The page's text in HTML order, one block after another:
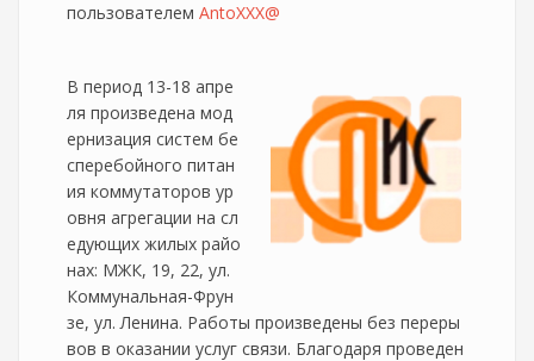
пользователем AntoXXX@
В период 13-18 апре
ля произведена мод
ернизация систем бе
сперебойного питан
ия коммутаторов ур
овня агрегации на сл
едующих жилых райо
нах: МЖК, 19, 22, ул.
Коммунальная-Фрун
зе, ул. Ленина. Работы произведены без переры
вов в оказании услуг связи. Благодаря проведен